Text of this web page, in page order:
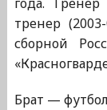
тренер
сборной
Брат —